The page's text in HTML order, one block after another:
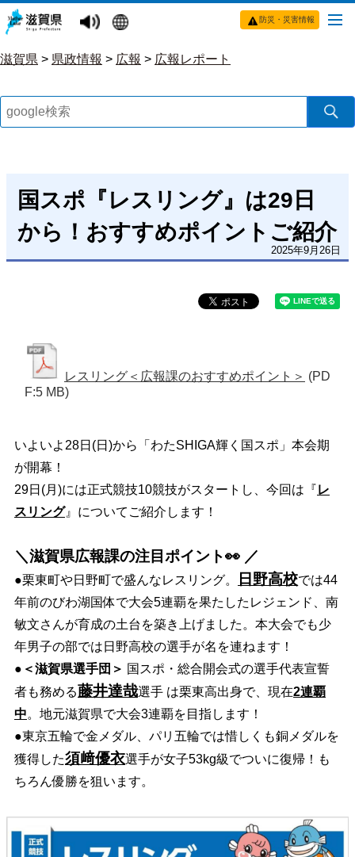
防災・災害情報
滋賀県 > 県政情報 > 広報 > 広報レポート
国スポ『レスリング』は29日
から！おすすめポイントご紹介
2025年9月26日
レスリング＜広報課のおすすめポイント＞ (PD
F:5 MB)
いよいよ28日(日)から「わたSHIGA輝く国スポ」本会期
が開幕！
29日(月)には正式競技10競技がスタートし、今回は『レ
スリング』についてご紹介します！
＼滋賀県広報課の注目ポイント👀 ／
●栗東町や日野町で盛んなレスリング。 日野高校では44
年前のびわ湖国体で大会5連覇を果たしたレジェンド、南
敏文さんが育成の土台を築き上げました。本大会でも少
年男子の部では日野高校の選手が名を連ねます！
● ＜滋賀県選手団＞ 国スポ・総合開会式の選手代表宣誓
者も務める藤井達哉選手 は栗東高出身で、現在2連覇
中。地元滋賀県で大会3連覇を目指します！
●東京五輪で金メダル、パリ五輪では惜しくも銅メダルを
獲得した須﨑優衣選手が女子53kg級でついに復帰！も
ちろん優勝を狙います。